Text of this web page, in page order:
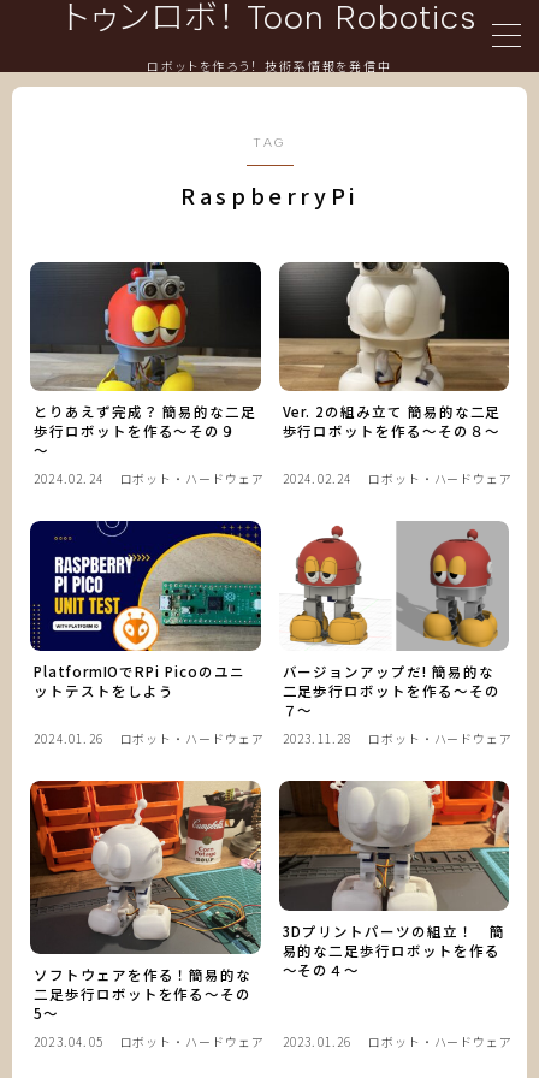
トゥンロボ！ Toon Robotics
ロボットを作ろう！ 技術系情報を発信中
メニュー/Menu
ホーム
情報技術・プログラミング
開発日誌
制作物一覧
解説＆資料一覧
お問い合わせ
TAG
RaspberryPi
とりあえず完成？ 簡易的な二足
歩行ロボットを作る～その９
～
2024.02.24 ロボット・ハードウェア
Ver. 2の組み立て 簡易的な二足
歩行ロボットを作る～その８～
2024.02.24 ロボット・ハードウェア
PlatformIOでRPi Picoのユニ
ットテストをしよう
2024.01.26 ロボット・ハードウェア
バージョンアップだ! 簡易的な
二足歩行ロボットを作る～その
７～
2023.11.28 ロボット・ハードウェア
ソフトウェアを作る！簡易的な
二足歩行ロボットを作る～その
5～
2023.04.05 ロボット・ハードウェア
3Dプリントパーツの組立！ 簡
易的な二足歩行ロボットを作る
～その４～
2023.01.26 ロボット・ハードウェア